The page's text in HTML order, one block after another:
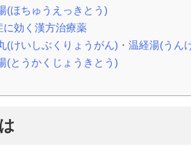
(ほちゅうえっきとう)
効く漢方治療薬
(けいしぶくりょうがん)・温経湯(うん
(とうかくじょうきとう)